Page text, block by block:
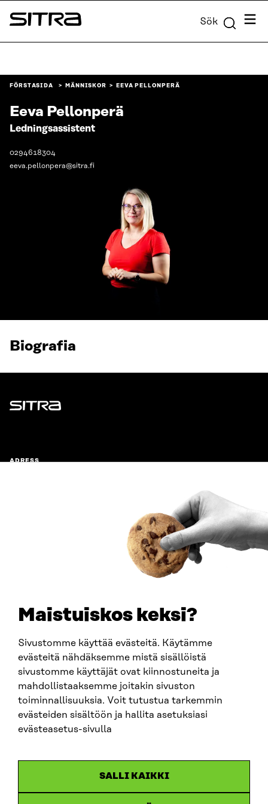
Maistuiskos keksi?
Sivustomme käyttää evästeitä. Käytämme
evästeitä nähdäksemme mistä sisällöistä
sivustomme käyttäjät ovat kiinnostuneita ja
mahdollistaaksemme joitakin sivuston
toiminnallisuuksia. Voit tutustua tarkemmin
evästeiden sisältöön ja hallita asetuksiasi
evästeasetus-sivulla
SALLI KAIKKI
Skip to
content
Sitra Sök Meny
FÖRSTASIDA MÄNNISKOR EEVA PELLONPERÄ
Eeva Pellonperä
Ledningsassistent
0294618304
eeva.pellonpera@sitra.fi
Biografia
Sitra
ADRESS
fornamn.efternamn@sitra.fi
SITRA PÅ SOCIALA MEDIER
LinkedIn
Instagram
YouTube